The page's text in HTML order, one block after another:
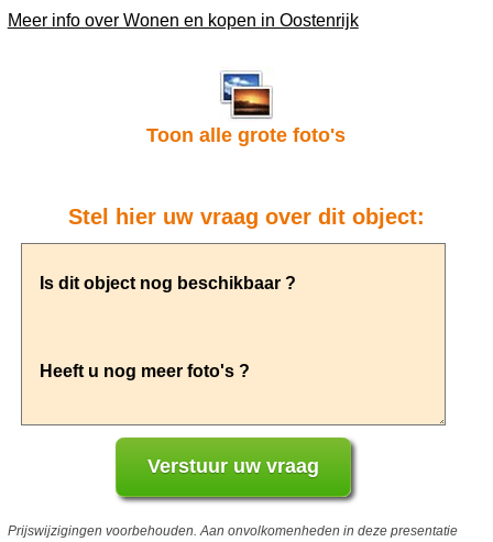
Meer info over Wonen en kopen in Oostenrijk
Toon alle grote foto's
Stel hier uw vraag over dit object:
Prijswijzigingen voorbehouden. Aan onvolkomenheden in deze presentatie